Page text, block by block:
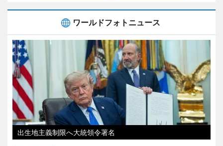
ワールドフォトニュース
出生地主義制限へ大統領令署名